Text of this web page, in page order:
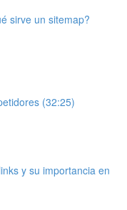
sirve un sitemap?
(32:25)
y su importancia en